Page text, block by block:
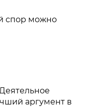
спор можно
аргумент в